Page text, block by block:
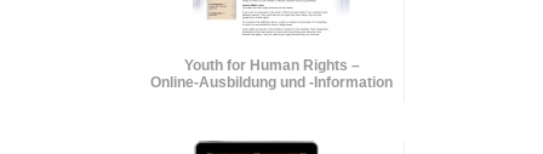
Youth for Human Rights –
Online-Ausbildung und-Information